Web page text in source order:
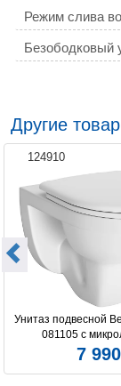
Режим слива
Безободковый
Другие
124910
Унитаз подвесной
081105 c
7 990